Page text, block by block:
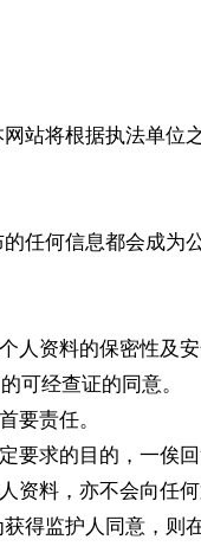
站将根据执法单
任何信息都会成
人资料的保密性及
可经查证的同意。
要责任。
求的目的，一俟
资料，亦不会向任
得监护人同意，